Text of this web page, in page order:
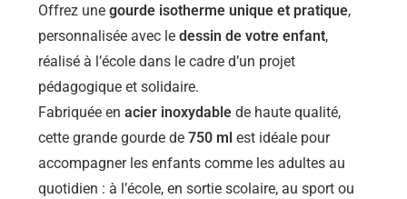
Offrez unegourde isotherme unique et pratique,
personnalisée avec ledessin de votre enfant,
réalisé à l’école dans le cadre d’un projet
pédagogique et solidaire.
Fabriquée enacier inoxydable de haute qualité,
cette grande gourde de750 ml est idéale pour
accompagner les enfants comme les adultes au
quotidien : à l’école, en sortie scolaire, au sport ou